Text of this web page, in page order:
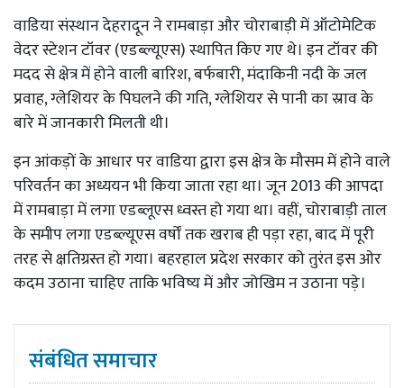
वाडिया संस्थान देहरादून ने रामबाड़ा और चोराबाड़ी में ऑटोमेटिक
वेदर स्टेशन टॉवर (एडब्ल्यूएस) स्थापित किए गए थे। इन टॉवर की
मदद से क्षेत्र में होने वाली बारिश, बर्फबारी, मंदाकिनी नदी के जल
प्रवाह, ग्लेशियर के पिघलने की गति, ग्लेशियर से पानी का स्राव के
बारे में जानकारी मिलती थी।
इन आंकड़ों के आधार पर वाडिया द्वारा इस क्षेत्र के मौसम में होने वाले
परिवर्तन का अध्ययन भी किया जाता रहा था। जून 2013 की आपदा
में रामबाड़ा में लगा एडब्लूएस ध्वस्त हो गया था। वहीं, चोराबाड़ी ताल
के समीप लगा एडब्ल्यूएस वर्षों तक खराब ही पड़ा रहा, बाद में पूरी
तरह से क्षतिग्रस्त हो गया। बहरहाल प्रदेश सरकार को तुरंत इस ओर
कदम उठाना चाहिए ताकि भविष्य में और जोखिम न उठाना पड़े।
संबंधित समाचार